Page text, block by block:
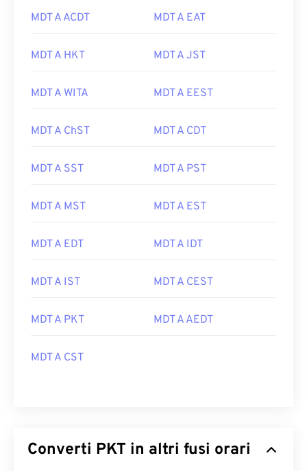
MDT A ACDT MDT A EAT
MDT A HKT MDT A JST
MDT A WITA MDT A EEST
MDT A ChST MDT A CDT
MDT A SST MDT A PST
MDT A MST MDT A EST
MDT A EDT MDT A IDT
MDT A IST MDT A CEST
MDT A PKT MDT A AEDT
MDT A CST
Converti PKT in altri fusi orari